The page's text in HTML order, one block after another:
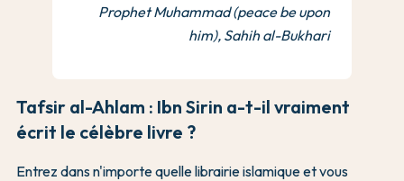
Prophet Muhammad (peace be upon
him), Sahih al-Bukhari
Tafsir al-Ahlam : Ibn Sirin a-t-il vraiment
écrit le célèbre livre ?
Entrez dans n'importe quelle librairie islamique et vous